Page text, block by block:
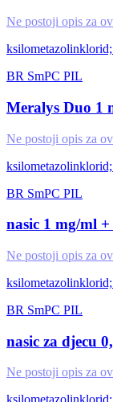
Ne postoji opis za
ksilometazolinklorid;
BR SmPC PIL
Meralys Duo 1
Ne postoji opis za
ksilometazolinklorid;
BR SmPC PIL
nasic 1 mg/ml
Ne postoji opis za
ksilometazolinklorid;
BR SmPC PIL
nasic za djecu
Ne postoji opis za